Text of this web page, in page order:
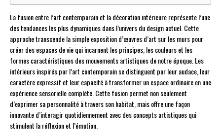
La fusion entre l’art contemporain et la décoration intérieure représente l’une
des tendances les plus dynamiques dans l’univers du design actuel. Cette
approche transcende la simple exposition d’œuvres d’art sur les murs pour
créer des espaces de vie qui incarnent les principes, les couleurs et les
formes caractéristiques des mouvements artistiques de notre époque. Les
intérieurs inspirés par l’art contemporain se distinguent par leur audace, leur
caractère expressif et leur capacité à transformer un espace ordinaire en une
expérience sensorielle complète. Cette fusion permet non seulement
d’exprimer sa personnalité à travers son habitat, mais offre une façon
innovante d’interagir quotidiennement avec des concepts artistiques qui
stimulent la réflexion et l’émotion.